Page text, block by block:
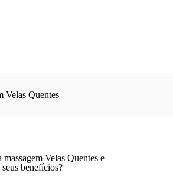
Velas Quentes
massagem Velas Quentes e
seus benefícios?